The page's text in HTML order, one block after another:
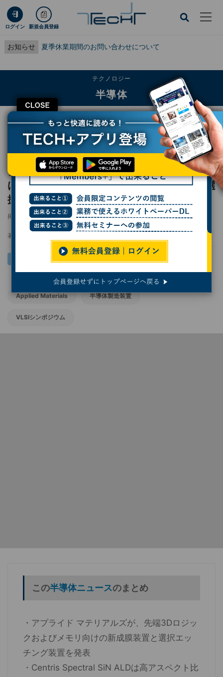
ログイン 新規会員登録
お知らせ 夏季休業期間のお問い合わせについて
CLOSE
テクノロジー
半導体
TECH+ テクノロジー
半導体
アプライド マテリアルズ、3Dチップ微細化向け新装置を発表 GAAと3D
アプライド マテリアルズ、3Dチップ微細化向
け新装置を発表 GAAと3D NANDの成膜・選
択エッチングを強化
掲載日 2026/06/18 12:49
著者：
Applied Materials 半導体製造装置
VLSIシンポジウム
この半導体ニュースのまとめ
・アプライド マテリアルズが、先端3Dロジッ
クおよびメモリ向けの新成膜装置と選択エッ
チング装置を発表
・Centris Spectral SiN ALDは高アスペクト比